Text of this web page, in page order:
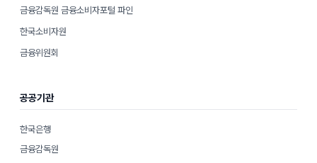
금융감독원 금융소비자포털 파인
한국소비자원
금융위원회
공공기관
한국은행
금융감독원